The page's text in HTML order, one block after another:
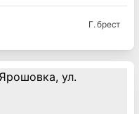
Г. брест